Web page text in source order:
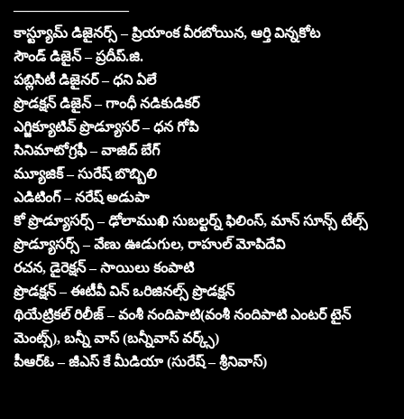
————————
కాస్ట్యూమ్ డిజైనర్స్ – ప్రియాంక వీరబోయిన, ఆర్తి విన్నకోట
సౌండ్ డిజైన్ – ప్రదీప్.జి.
పబ్లిసిటీ డిజైనర్ – ధని ఏలే
ప్రొడక్షన్ డిజైన్ – గాంధీ నడికుడికర్
ఎగ్జిక్యూటివ్ ప్రొడ్యూసర్ – ధన గోపి
సినిమాటోగ్రఫీ – వాజిద్ బేగ్
మ్యూజిక్ – సురేష్ బొబ్బిలి
ఎడిటింగ్ – నరేష్ అడుపా
కో ప్రొడ్యూసర్స్ – ఢోలాముఖి సుబల్టర్న్ ఫిలింస్, మాన్ సూన్స్ టేల్స్
ప్రొడ్యూసర్స్ – వేణు ఊడుగుల, రాహుల్ మోపిదేవి
రచన, డైరెక్షన్ – సాయిలు కంపాటి
ప్రొడక్షన్ – ఈటీవీ విన్ ఒరిజినల్స్ ప్రొడక్షన్
థియేట్రికల్ రిలీజ్ – వంశీ నందిపాటి(వంశీ నందిపాటి ఎంటర్ టైన్
మెంట్స్), బన్నీ వాస్ (బన్నీవాస్ వర్క్స్)
పీఆర్ఓ – జీఎస్ కే మీడియా (సురేష్ – శ్రీనివాస్)